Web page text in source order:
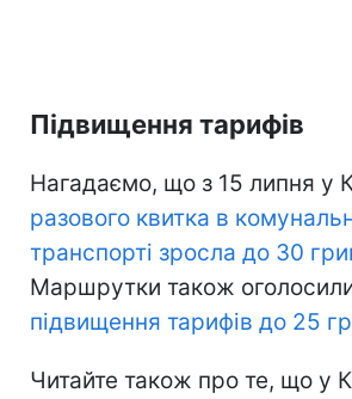
Підвищення тарифів
Нагадаємо, що з 15 липня у
разового квитка в
транспорті зросла до 30
Маршрутки також
підвищення тарифів до 25
Читайте також про те, що у